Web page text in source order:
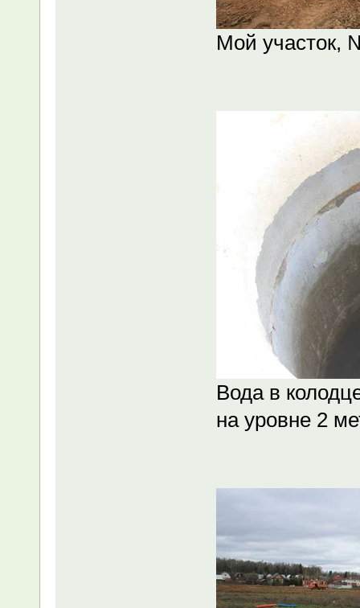
Мой участок,
Вода в
на уровне 2